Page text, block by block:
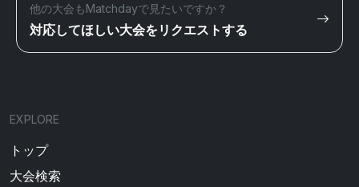
他の大会もMatchdayで見たいですか？
対応してほしい大会をリクエストする
EXPLORE
トップ
大会検索